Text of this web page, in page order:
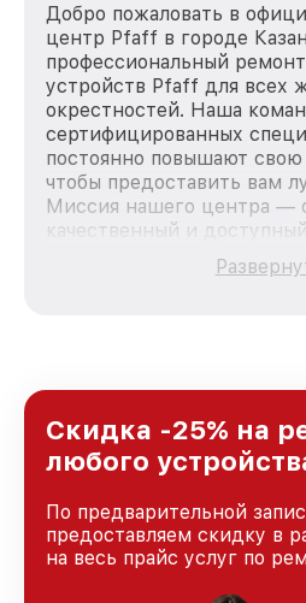
Добро пожаловать в
центр Pfaff в городе
профессиональный
устройств Pfaff для всех
окрестностей. Наша
сертифицированных
постоянно повышают
чтобы предоставить вам
Миссия нашего центра —
качественный и
каждого пользователя
зависимости от
и лояльности наших
Скидка -25% на
любого
По предварительной
предоставляем скидку в
на весь прайс услуг по